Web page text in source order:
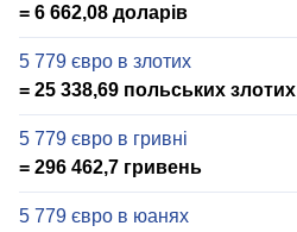
= 6 662,08 доларів
5 779 євро в злотих
= 25 338,69 польських злотих
5 779 євро в гривні
= 296 462,7 гривень
5 779 євро в юанях